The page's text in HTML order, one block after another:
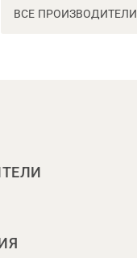
ВСЕ ПРОИЗВОДИТЕЛИ